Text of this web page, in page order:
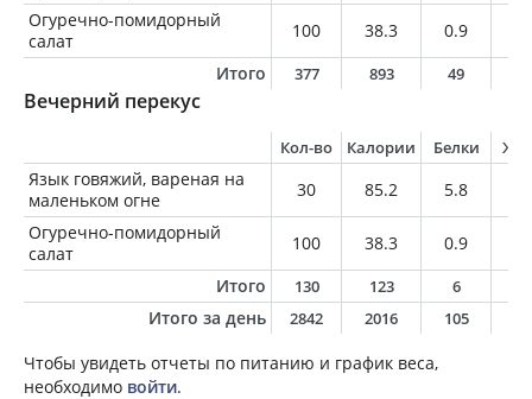
Огуречно-помидорный
салат
100 38.3 0.9
Итого
377 893 49
Вечерний перекус
Кол-во Калории Белки
Язык говяжий, вареная на
маленьком огне
30 85.2 5.8
Огуречно-помидорный
салат
100 38.3 0.9
Итого
130 123 6
Итого за день 2842 2016 105
Чтобы увидеть отчеты по питанию и график веса,
необходимо войти.